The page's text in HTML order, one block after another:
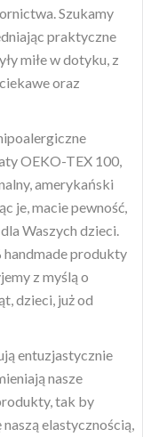
Szukamy
praktyczne
miłe w dotyku, z
oraz
OEKO-TEX 100,
amerykański
je, macie pewność,
Waszych dzieci.
handmade produkty
z myślą o
dzieci, już od
entuzjastycznie
nasze
tak by
elastycznością,